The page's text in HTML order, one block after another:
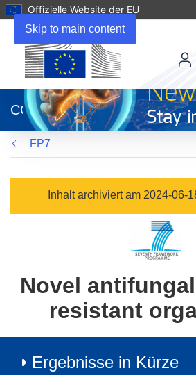
Skip to main content
Offizielle Website der EU
neuem
Fenster)
CORDIS
FP7
Inhalt archiviert am 2024-06-
Novel
resistant
Ergebnisse in Kürze